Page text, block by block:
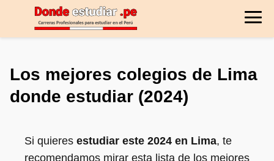
Los mejores colegios de Lima
donde estudiar (2024)
Si quieres estudiar este 2024 en Lima, te
recomendamos mirar esta lista de los mejores